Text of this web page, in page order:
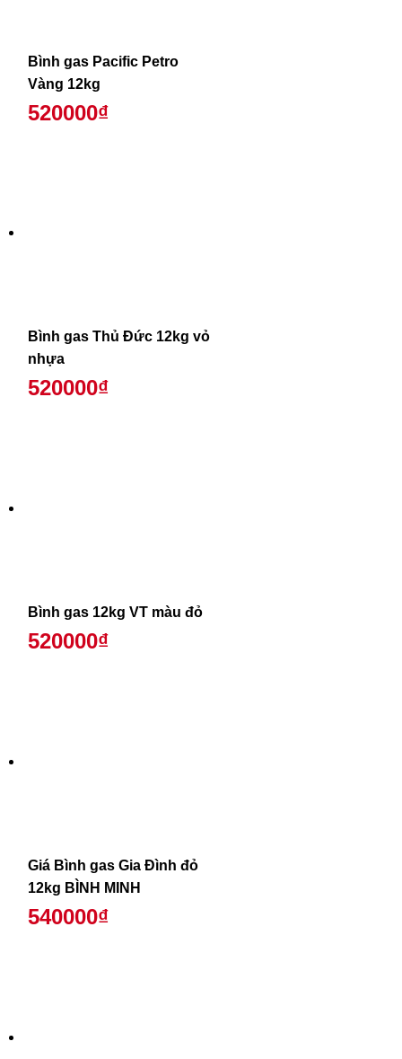
Bình gas Pacific Petro
Vàng 12kg
520000₫
Bình gas Thủ Đức 12kg vỏ
nhựa
520000₫
Bình gas 12kg VT màu đỏ
520000₫
Giá Bình gas Gia Đình đỏ
12kg BÌNH MINH
540000₫